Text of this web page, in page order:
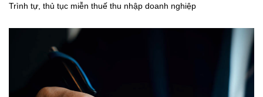
Trình tự, thủ tục miễn thuế thu nhập doanh nghiệp